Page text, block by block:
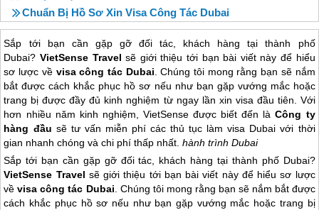
Chuẩn Bị Hồ Sơ Xin Visa Công Tác Dubai
Sắp tới bạn cần gặp gỡ đối tác, khách hàng tại thành phố
Dubai?VietSense Travel sẽ giới thiệu tới bạn bài viết này để hiểu
sơ lược về visa công tác Dubai. Chúng tôi mong rằng bạn sẽ nắm
bắt được cách khắc phục hồ sơ nếu như bạn gặp vướng mắc hoặc
trang bị được đầy đủ kinh nghiệm từ ngay lần xin visa đầu tiên. Với
hơn nhiều năm kinh nghiệm, VietSense được biết đến làCông ty
hàng đầu sẽ tư vấn miễn phí các thủ tục làm visa Dubai với thời
gian nhanh chóng và chi phí thấp nhất.hành trình Dubai
Sắp tới bạn cần gặp gỡ đối tác, khách hàng tại thành phố Dubai?
VietSense Travel sẽ giới thiệu tới bạn bài viết này để hiểu sơ lược
vềvisa công tác Dubai. Chúng tôi mong rằng bạn sẽ nắm bắt được
cách khắc phục hồ sơ nếu như bạn gặp vướng mắc hoặc trang bị